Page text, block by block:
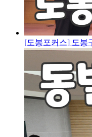
[도봉포커스] 도봉